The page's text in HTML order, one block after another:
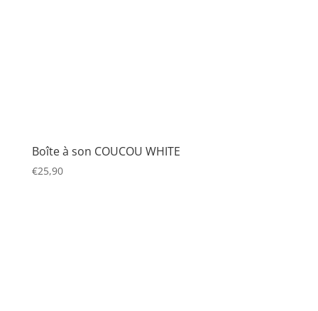
Boîte à son COUCOU WHITE
€25,90